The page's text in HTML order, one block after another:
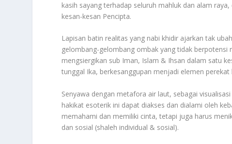
kasih sayang terhadap seluruh mahluk dan alam
kesan-kesan Pencipta.
Lapisan batin realitas yang nabi khidir ajarkan tak
gelombang-gelombang ombak yang tidak
mengsiergikan sub Iman, Islam & Ihsan dalam satu
tunggal Ika, berkesanggupan menjadi elemen
Senyawa dengan metafora air laut, sebagai
hakikat esoterik ini dapat diakses dan dialami oleh
memahami dan memiliki cinta, tetapi juga harus
dan sosial (shaleh individual & sosial).